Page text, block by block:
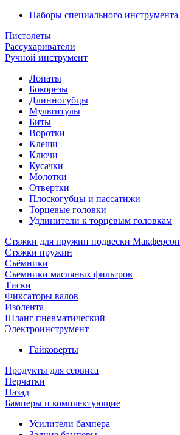
Наборы специального инструмента
Пистолеты
Рассухариватели
Ручной инструмент
Лопаты
Бокорезы
Длинногубцы
Мультитулы
Биты
Воротки
Клещи
Ключи
Кусачки
Молотки
Отвертки
Плоскогубцы и пассатижи
Торцевые головки
Удлинители к торцевым головкам
Стяжки для пружин подвески Макферсон
Стяжки пружин
Съёмники
Съемники масляных фильтров
Тиски
Фиксаторы валов
Изолента
Шланг пневматический
Электроинструмент
Гайковерты
Продукты для сервиса
Перчатки
Назад
Бамперы и комплектующие
Усилители бампера